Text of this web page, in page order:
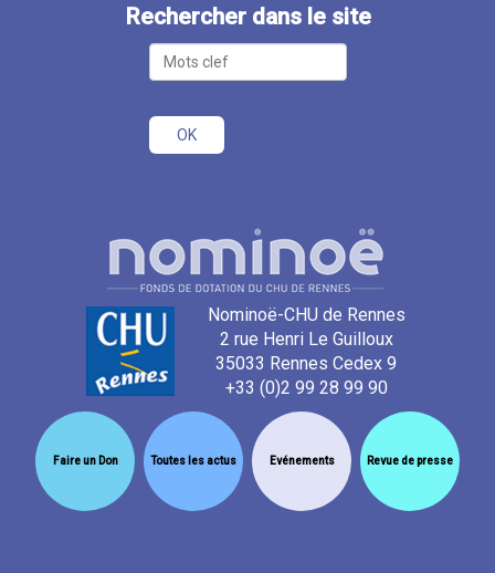
Rechercher dans le site
Nominoë-CHU de Rennes
2 rue Henri Le Guilloux
35033 Rennes Cedex 9
+33 (0)2 99 28 99 90
Faire un Don Toutes les actus Evénements Revue de presse